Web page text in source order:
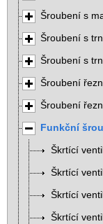
Šroubení s
Šroubení s
Šroubení s
Šroubení
Šroubení
Funkční
Škrtící
Škrtící
Škrtící
Škrtící